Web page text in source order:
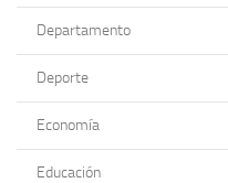
Departamento
Deporte
Economía
Educación